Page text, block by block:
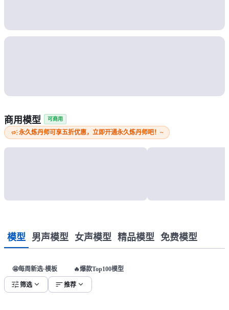
商用模型 可商用
campaign永久炼丹师可享五折优惠，立即开通永久炼丹师吧！~
模型 男声模型 女声模型 精品模型 免费模型
🤩每周新选·模板 🔥爆款Top100模型
tune筛选 expand_more sort推荐 expand_more